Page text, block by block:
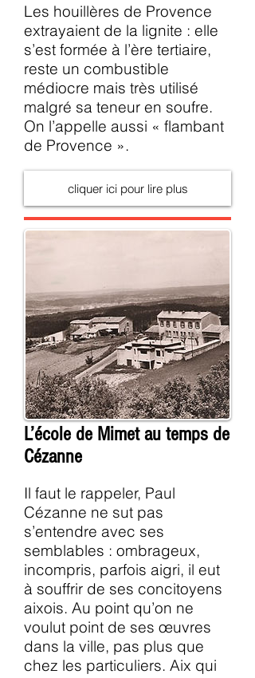
Les houillères de Provence
extrayaient de la lignite : elle
s’est formée à l’ère tertiaire,
reste un combustible
médiocre mais très utilisé
malgré sa teneur en soufre.
On l’appelle aussi « flambant
de Provence ».
cliquer ici pour lire plus
L’école de Mimet au temps de
Cézanne
Il faut le rappeler, Paul
Cézanne ne sut pas
s’entendre avec ses
semblables : ombrageux,
incompris, parfois aigri, il eut
à souffrir de ses concitoyens
aixois. Au point qu’on ne
voulut point de ses œuvres
dans la ville, pas plus que
chez les particuliers. Aix qui